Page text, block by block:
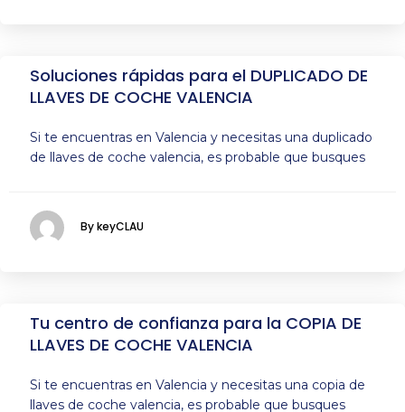
Soluciones rápidas para el DUPLICADO DE
LLAVES DE COCHE VALENCIA
Si te encuentras en Valencia y necesitas una duplicado
de llaves de coche valencia, es probable que busques
By keyCLAU
Tu centro de confianza para la COPIA DE
LLAVES DE COCHE VALENCIA
Si te encuentras en Valencia y necesitas una copia de
llaves de coche valencia, es probable que busques